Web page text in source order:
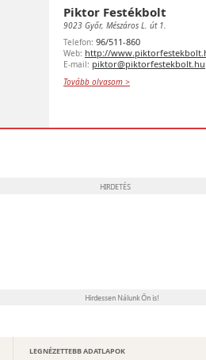
Piktor Festékbolt
9023 Győr, Mészáros L. út 1.
Telefon: 96/511-860
Web: http://
E-mail: piktor@piktorfestekbolt.hu
Tovább olvasom >
LEGNÉZETTEBB ADATLAPOK